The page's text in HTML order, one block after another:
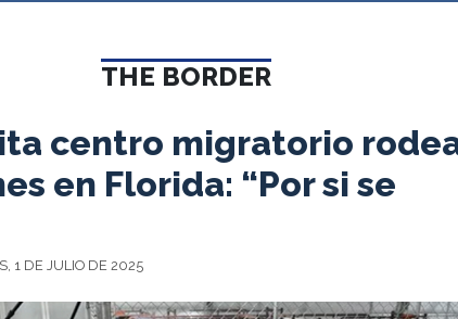
THE BORDER
centro migratorio
en Florida: “Por si se
1 DE JULIO DE 2025